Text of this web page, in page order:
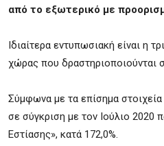
από το εξωτερικό με
Ιδιαίτερα εντυπωσιακή είναι η
χώρας που δραστηριοποιούνται
Σύμφωνα με τα επίσημα
σε σύγκριση με τον Ιούλιο 2020
Εστίασης», κατά 172,0%.